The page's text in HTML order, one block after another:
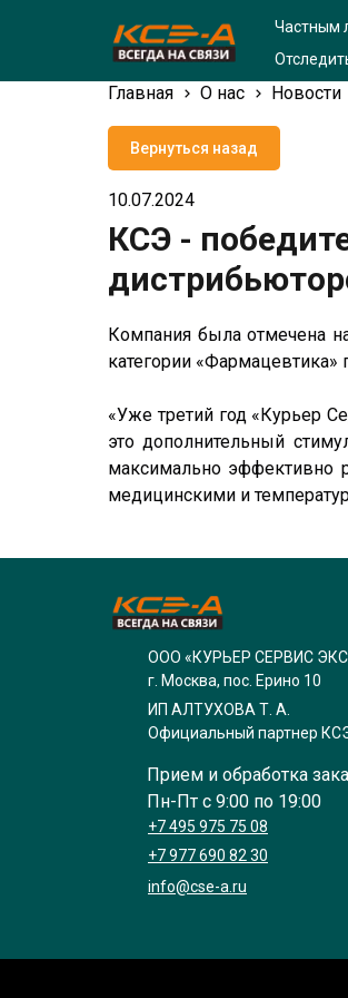
Частным
Вернуться назад
10.07.2024
КСЭ -
Компания была отмечена
категории
«Уже третий год «Курьер
это дополнительный
максимально эффективно
медицинскими и
Главная О нас Новости
ООО «КУРЬЕР СЕРВИС
г. Москва, пос. Ерино 10
ИП АЛТУХОВА Т. А.
Официальный партнер
Прием и обработка
Пн-Пт с 9:00 по 19:00
+7 495 975 75 08
+7 977 690 82 30
info@cse-a.ru